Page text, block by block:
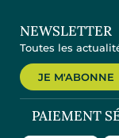
NEWSLETTER
Toutes les
JE M'ABONNE
PAIEMENT